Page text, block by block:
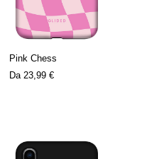
Pink Chess
Da 23,99 €